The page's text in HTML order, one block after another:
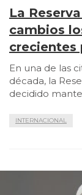
La
cambios
crecientes
de la
En una de las
década, la
decidido
INTERNACIONAL